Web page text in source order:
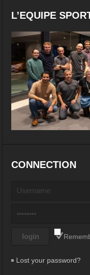
L’EQUIPE
CONNECTION
Lost your password?